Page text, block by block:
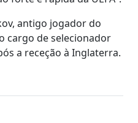
antigo jogador do
cargo de selecionador
a receção à Inglaterra.